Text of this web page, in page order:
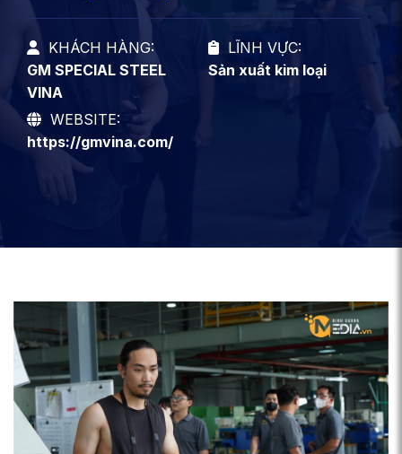
KHÁCH HÀNG:
GM SPECIAL STEEL
VINA
LĨNH VỰC:
Sản xuất kim loại
WEBSITE:
https://gmvina.com/